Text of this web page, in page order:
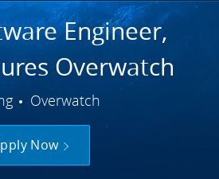
Engineer,
Overwatch
Overwatch
Now